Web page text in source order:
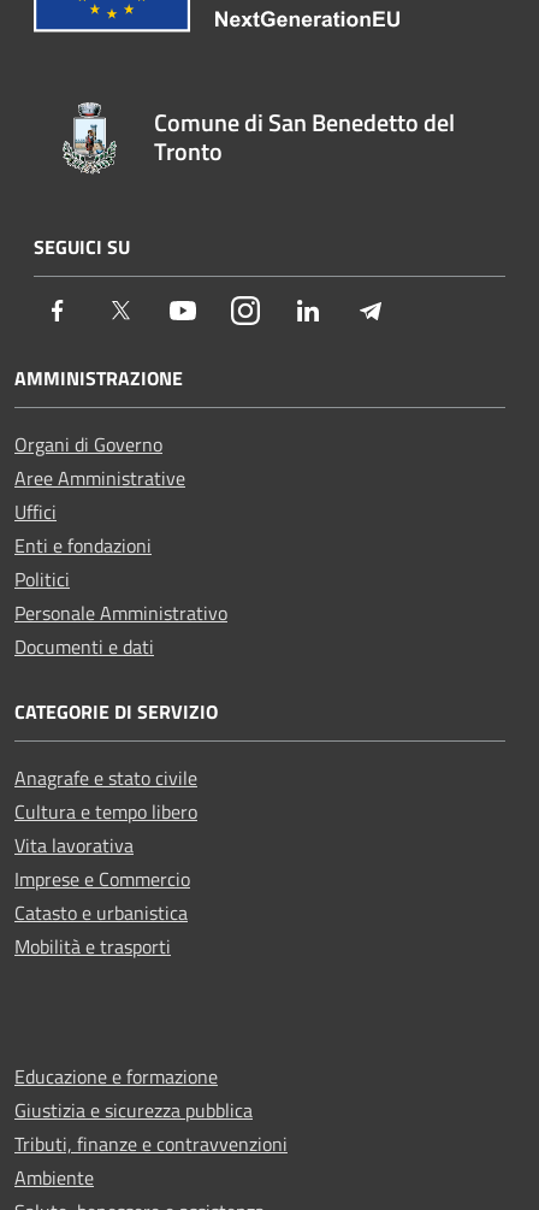
Comune di San Benedetto del
Tronto
SEGUICI SU
Facebook Twitter YoutubeInstagramLinkedIn
AMMINISTRAZIONE
Organi di Governo
Aree Amministrative
Uffici
Enti e fondazioni
Politici
Personale Amministrativo
Documenti e dati
CATEGORIE DI SERVIZIO
Anagrafe e stato civile
Cultura e tempo libero
Vita lavorativa
Imprese e Commercio
Catasto e urbanistica
Mobilità e trasporti
Educazione e formazione
Giustizia e sicurezza pubblica
Tributi, finanze e contravvenzioni
Ambiente